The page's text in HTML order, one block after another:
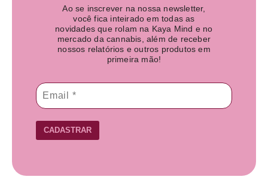
Ao se inscrever na nossa newsletter,
você fica inteirado em todas as
novidades que rolam na Kaya Mind e no
mercado da cannabis, além de receber
nossos relatórios e outros produtos em
primeira mão!
CADASTRAR